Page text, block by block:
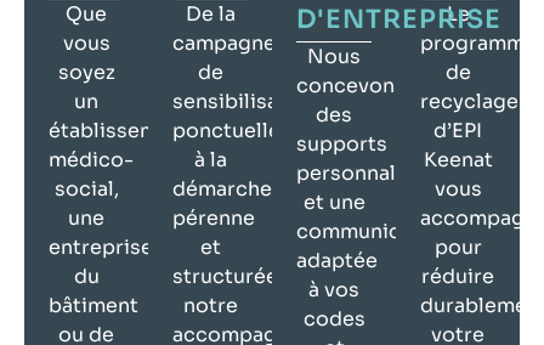
Que
vous
soyez
un
établissement
médico-
social,
une
entreprise
du
bâtiment
ou de
De la
campagne
de
sensibilisation
ponctuelle
à la
démarche
pérenne
et
structurée,
notre
accompagnement
D'ENTREPRISE
Nous
concevons
des
supports
personnalisés
et une
communication
adaptée
à vos
codes
Le
programme
de
recyclage
d’EPI
Keenat
vous
pour
réduire
votre